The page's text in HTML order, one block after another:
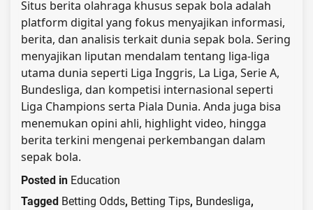
Situs berita olahraga khusus sepak bola adalah
platform digital yang fokus menyajikan informasi,
berita, dan analisis terkait dunia sepak bola. Sering
menyajikan liputan mendalam tentang liga-liga
utama dunia seperti Liga Inggris, La Liga, Serie A,
Bundesliga, dan kompetisi internasional seperti
Liga Champions serta Piala Dunia. Anda juga bisa
menemukan opini ahli, highlight video, hingga
berita terkini mengenai perkembangan dalam
sepak bola.
Posted in Education
Tagged Betting Odds, Betting Tips, Bundesliga,